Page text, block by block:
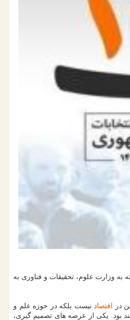
به وزارت علوم، تحقیقات و فناوری به
در اقتصادنیست بلکه در حوزه علم و
بود. یکی از عرصه های تصمیم گیری،